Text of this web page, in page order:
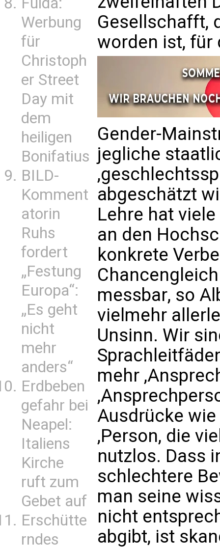
Werbung
für
Christoph
er Street
Day mit
dem
heiligen
Bonifatius
BILD-
Komment
atorin
Ruhs
fordert
„Festung
Europa“:
„Es geht
nicht
mehr
anders“
Erdbeben
gefahr bei
Neapel:
Italiens
Kirche
ruft zum
Gebet auf
Erschütte
rndes
Gesellschafft,
worden ist, für
Gender-
jegliche
abgeschätzt
Lehre hat
an den
konkrete
messbar, so
vielmehr
Unsinn. Wir
mehr
Ausdrücke wie
,Person, die
nutzlos. Dass
schlechtere
man seine
nicht
abgibt, ist